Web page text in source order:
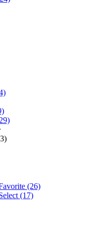
(26)
(17)